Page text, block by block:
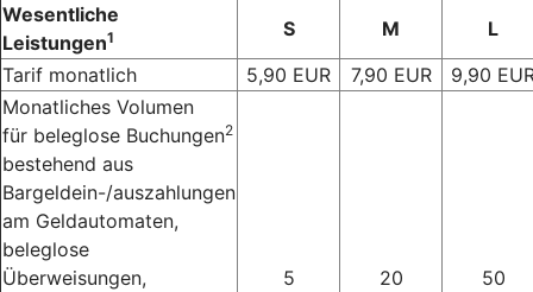
Wesentliche
Leistungen1 S M
L
Tarif monatlich
5,90 EUR 7,90 EUR
9,90
Monatliches Volumen
für beleglose Buchungen2
bestehend aus
Bargeldein-/auszahlungen
am Geldautomaten,
beleglose
Überweisungen,
5
20
50